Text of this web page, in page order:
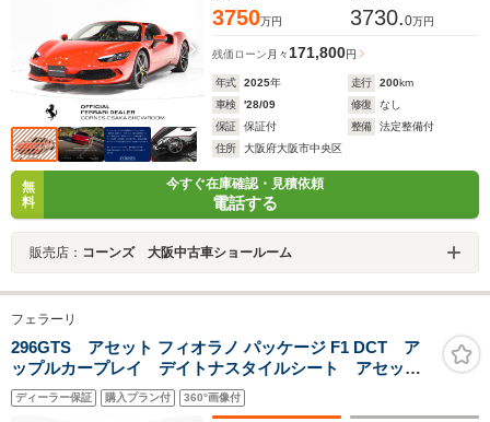
3750万円 3730.0万円
残価ローン 月々 171,800円
年式 2025年 走行 200km
車検
'28/09 修復
なし
保証
保証付 整備
法定整備付
住所
大阪府大阪市中央区
無
料
今すぐ在庫確認・見積依頼
電話する
販売店： コーンズ 大阪中古車ショールーム
フェラーリ
296GTS アセット フィオラノ パッケージ F1 DCT ア
ップルカープレイ デイトナスタイルシート アセット
フィオラノ 20インチD鍛造ホイール ベンチレーション
ディーラー保証 購入プラン付 360°画像付